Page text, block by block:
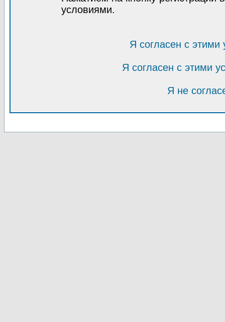
условиями.
Я согласен с
Я согласен с этими
Я не